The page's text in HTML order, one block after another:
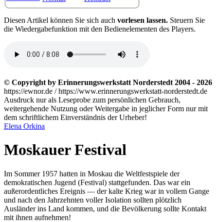
Diesen Artikel können Sie sich auch vorlesen lassen. Steuern Sie
die Wiedergabefunktion mit den Bedienelementen des Players.
© Copyright by Erinnerungswerkstatt Norderstedt 2004 - 2026
https://ewnor.de / https://www.erinnerungswerkstatt-norderstedt.de
Ausdruck nur als Leseprobe zum persönlichen Gebrauch,
weitergehende Nutzung oder Weitergabe in jeglicher Form nur mit
dem schriftlichem Einverständnis der Urheber!
Elena Orkina
Moskauer Festival
Im Sommer 1957 hatten in Moskau die Weltfestspiele der
demokratischen Jugend (Festival) stattgefunden. Das war ein
außerordentliches Ereignis — der kalte Krieg war in vollem Gange
und nach den Jahrzehnten voller Isolation sollten plötzlich
Ausländer ins Land kommen, und die Bevölkerung sollte Kontakt
mit ihnen aufnehmen!